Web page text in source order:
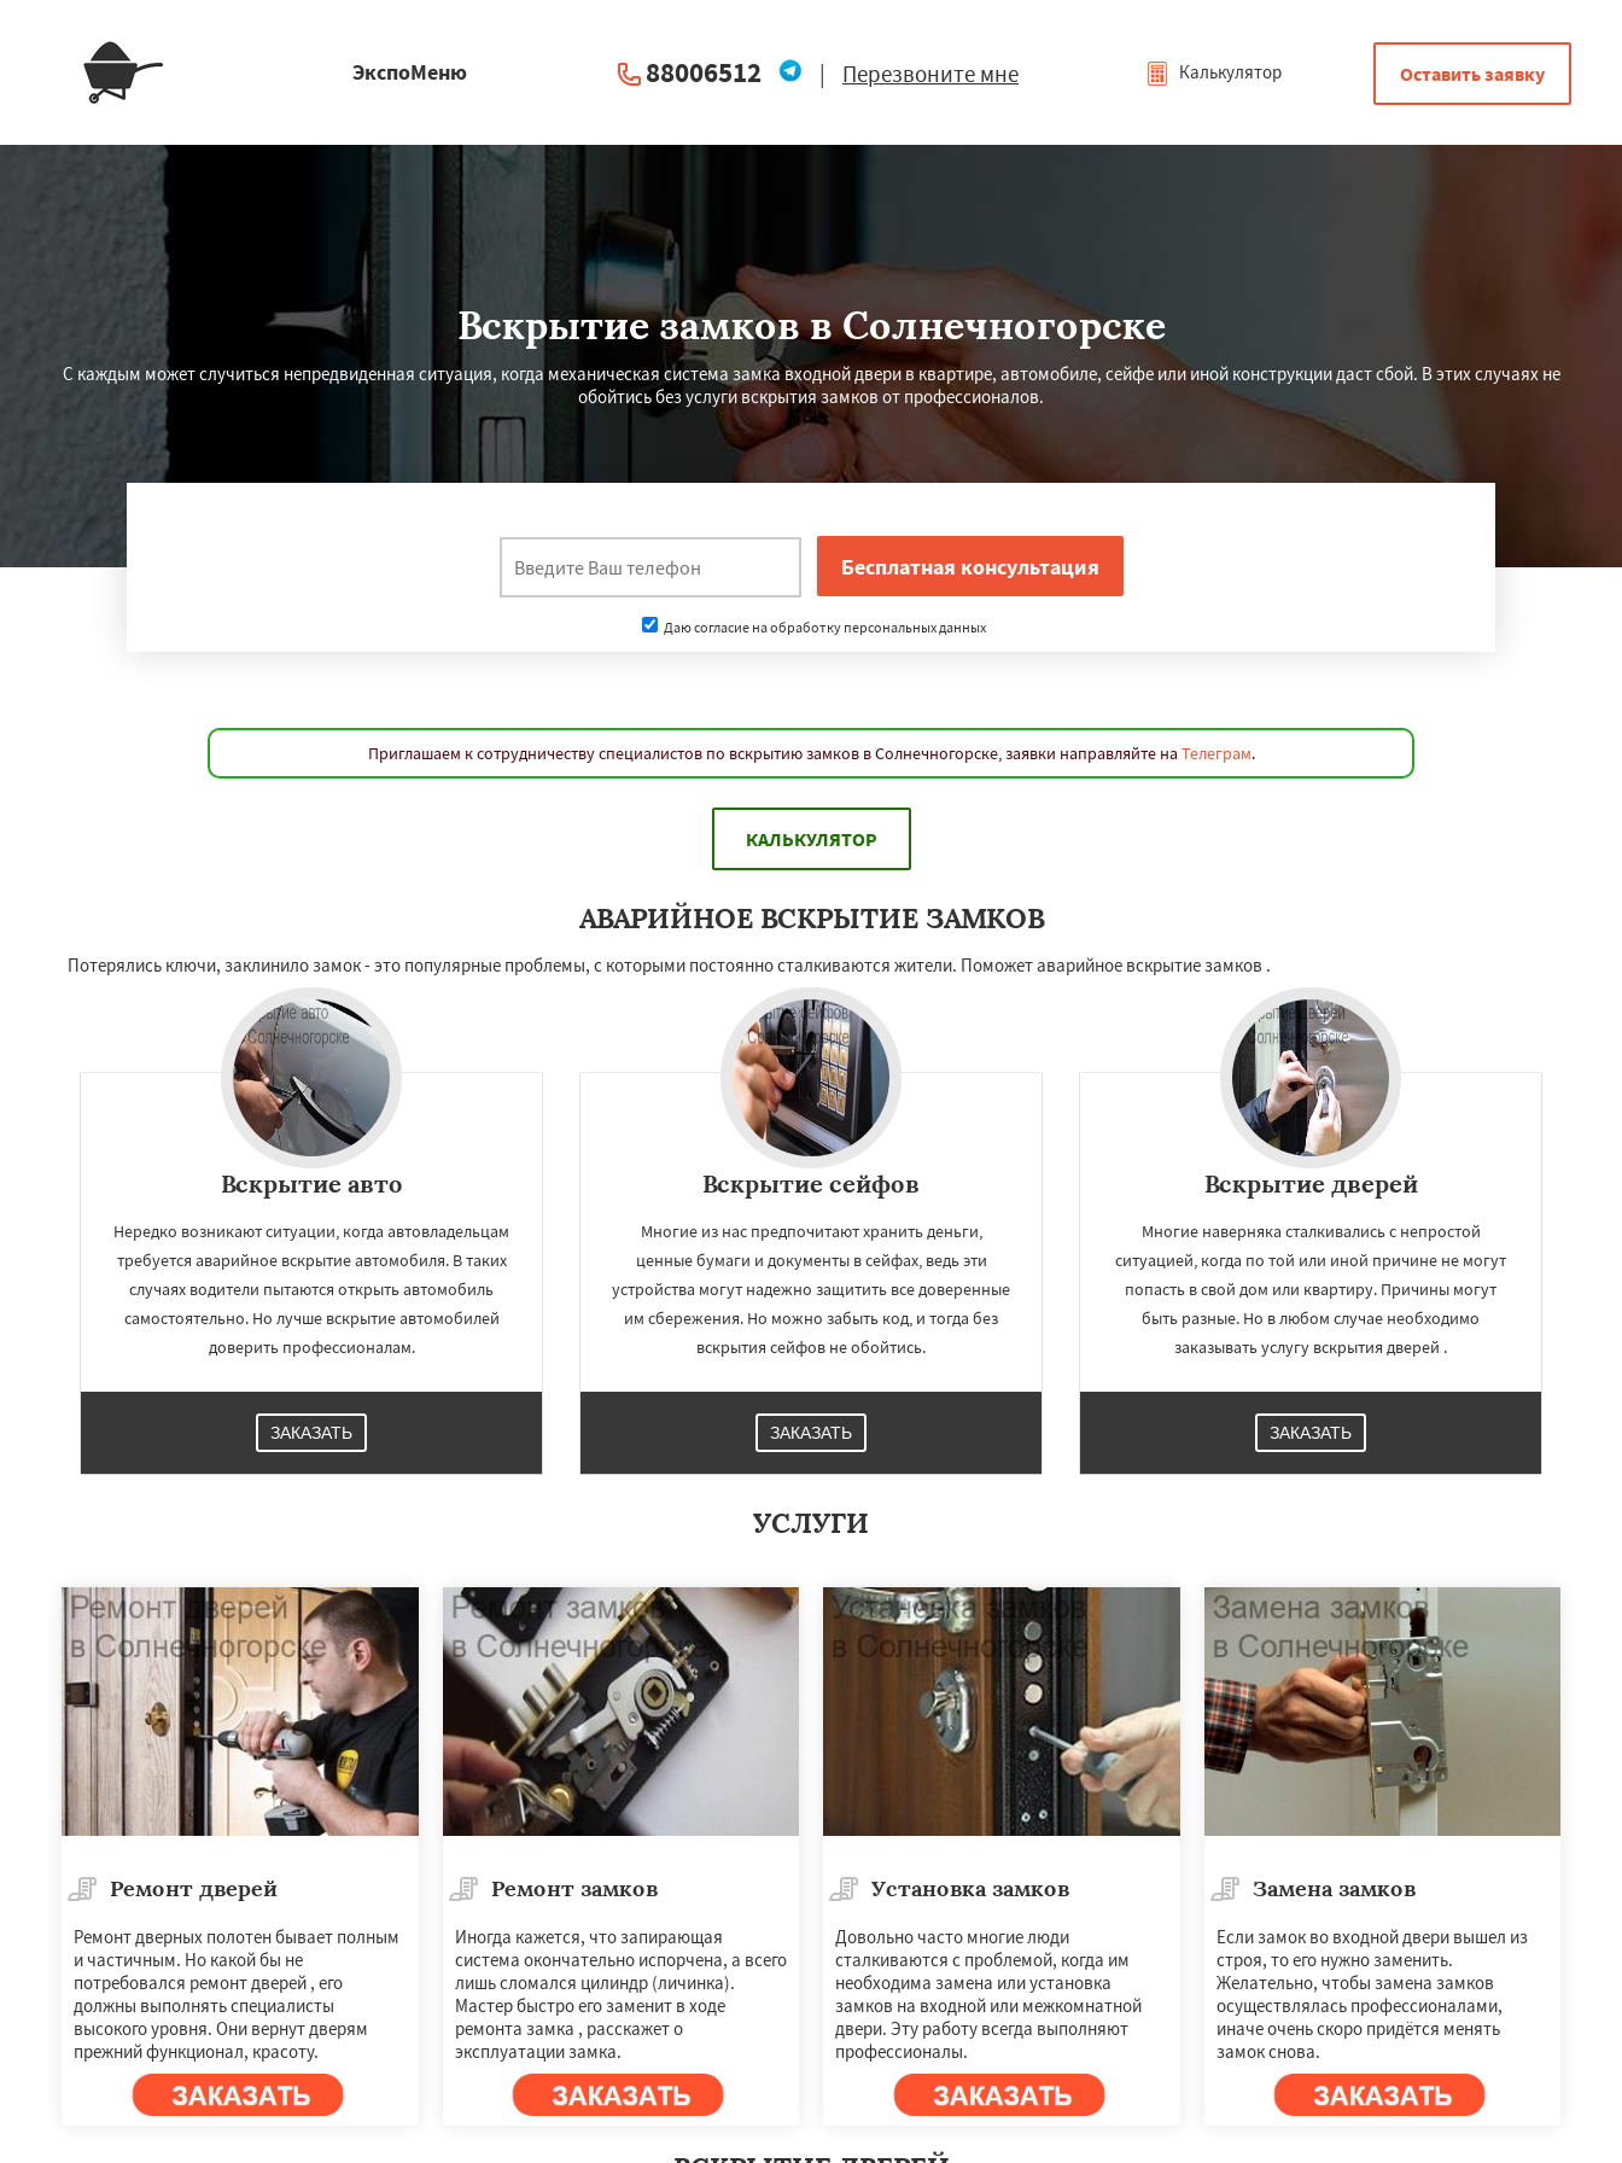
Работаем по
регионам
×
Купавна Ступино Талдом
Хотьково Черноголовка
Чехов
Щелково
Электрогорск
Богородское
ЭкспоМеню 88006512 | Перезвоните мне Калькулятор Оставить заявку
Вскрытие замков в Солнечногорске
С каждым может случиться непредвиденная ситуация, когда механическая система замка входной двери в квартире, автомобиле, сейфе или иной конструкции даст сбой. В этих случаях не
обойтись без услуги вскрытия замков от профессионалов.
Даю согласие на обработку персональных данных
Приглашаем к сотрудничеству специалистов по вскрытию замков в Солнечногорске, заявки направляйте на Телеграм.
КАЛЬКУЛЯТОР
АВАРИЙНОЕ ВСКРЫТИЕ ЗАМКОВ
Потерялись ключи, заклинило замок - это популярные проблемы, с которыми постоянно сталкиваются жители. Поможет аварийное вскрытие замков .
Вскрытие авто
Нередко возникают ситуации, когда автовладельцам
требуется аварийное вскрытие автомобиля. В таких
случаях водители пытаются открыть автомобиль
самостоятельно. Но лучше вскрытие автомобилей
доверить профессионалам.
ЗАКАЗАТЬ
Вскрытие сейфов
Многие из нас предпочитают хранить деньги,
ценные бумаги и документы в сейфах, ведь эти
устройства могут надежно защитить все доверенные
им сбережения. Но можно забыть код, и тогда без
вскрытия сейфов не обойтись.
ЗАКАЗАТЬ
Вскрытие дверей
Многие наверняка сталкивались с непростой
ситуацией, когда по той или иной причине не могут
попасть в свой дом или квартиру. Причины могут
быть разные. Но в любом случае необходимо
заказывать услугу вскрытия дверей .
ЗАКАЗАТЬ
УСЛУГИ
Ремонт дверей
Ремонт дверных полотен бывает полным
и частичным. Но какой бы не
потребовался ремонт дверей , его
должны выполнять специалисты
высокого уровня. Они вернут дверям
прежний функционал, красоту.
Ремонт замков
Иногда кажется, что запирающая
система окончательно испорчена, а всего
лишь сломался цилиндр (личинка).
Мастер быстро его заменит в ходе
ремонта замка , расскажет о
эксплуатации замка.
Установка замков
Довольно часто многие люди
сталкиваются с проблемой, когда им
необходима замена или установка
замков на входной или межкомнатной
двери. Эту работу всегда выполняют
профессионалы.
Замена замков
Если замок во входной двери вышел из
строя, то его нужно заменить.
Желательно, чтобы замена замков
осуществлялась профессионалами,
иначе очень скоро придётся менять
замок снова.
УЗНАТЬ ПОДРОБНЕЕ ×